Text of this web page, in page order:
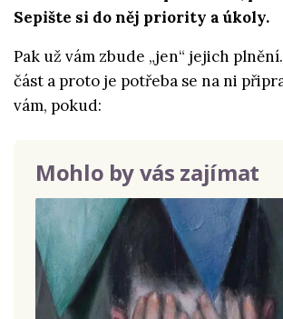
Sepište si do něj priority a úkoly.
Pak už vám zbude „jen“ jejich
část a proto je potřeba se na ni
vám, pokud:
Mohlo by vás zajímat